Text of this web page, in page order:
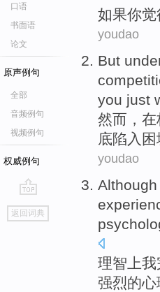
口语
书面语
论文
原声例句
全部
音频例句
视频例句
权威例句
go
top
返回词典
如果你觉
youdao
But
you just
然而 ， 在
底陷入困
youdao
理智 上我
强烈的心